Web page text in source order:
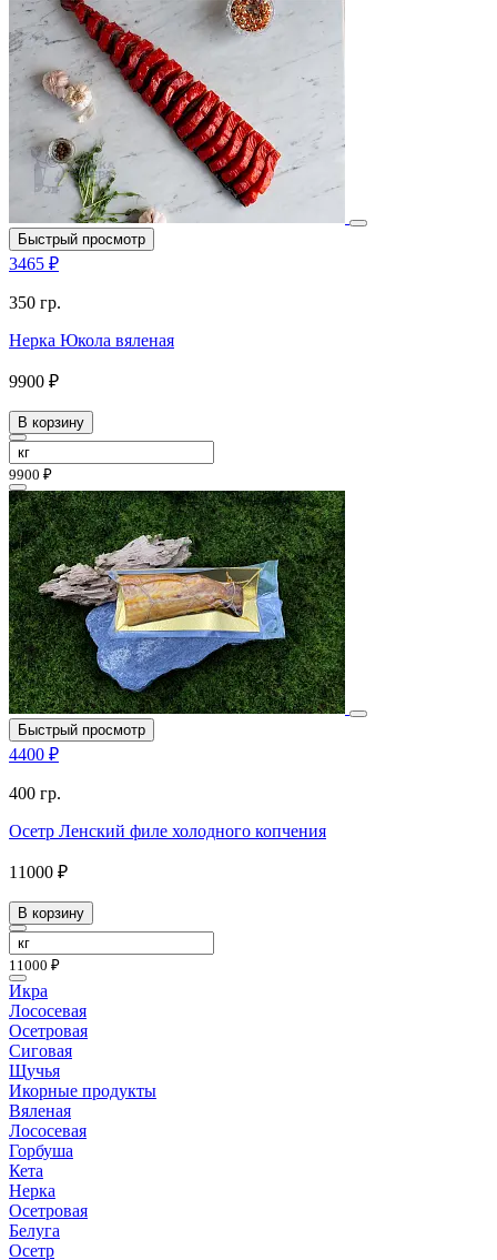
Быстрый просмотр
3465 ₽
350 гр.
Нерка Юкола вяленая
9900 ₽
В корзину
9900 ₽
Быстрый просмотр
4400 ₽
400 гр.
Осетр Ленский филе холодного копчения
11000 ₽
В корзину
11000 ₽
Икра
Лососевая
Осетровая
Сиговая
Щучья
Икорные продукты
Вяленая
Лососевая
Горбуша
Кета
Нерка
Осетровая
Белуга
Осетр